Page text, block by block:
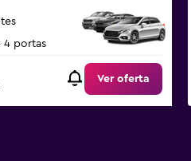
4 portas
Ver oferta